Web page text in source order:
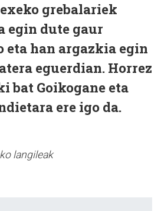
grebalariek
egin dute gaur
eta han argazkia egin
eguerdian. Horrez
bat Goikogane eta
ere igo da.
langileak